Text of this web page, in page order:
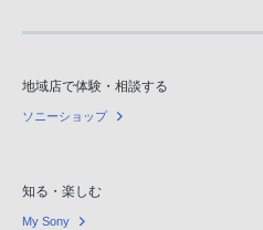
地域店で体験・相談する
ソニーショップ
知る・楽しむ
My Sony